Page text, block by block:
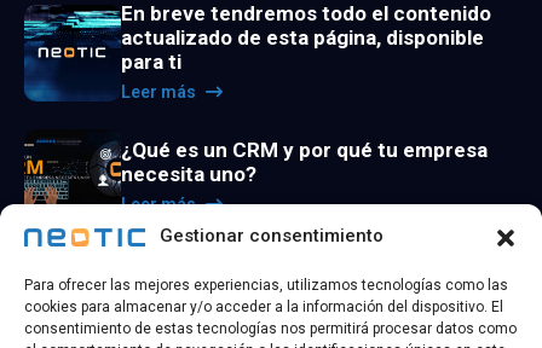
Gestionar consentimiento
Para ofrecer las mejores experiencias, utilizamos tecnologías como las
cookies para almacenar y/o acceder a la información del dispositivo. El
consentimiento de estas tecnologías nos permitirá procesar datos como
En breve tendremos todo el contenido
actualizado de esta página, disponible
para ti
Leer más
¿Qué es un CRM y por qué tu empresa
necesita uno?
Leer más
artificial
Leer más